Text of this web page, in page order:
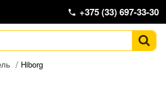
+375 (33) 697-33-30
Hiborg